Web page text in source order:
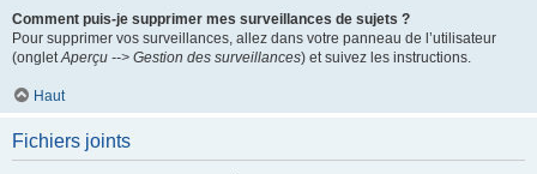
Comment puis-je supprimer mes surveillances de sujets ?
Pour supprimer vos surveillances, allez dans votre panneau de l’utilisateur
(ongletAperçu --> Gestion des surveillances) et suivez les instructions.
Haut
Fichiers joints